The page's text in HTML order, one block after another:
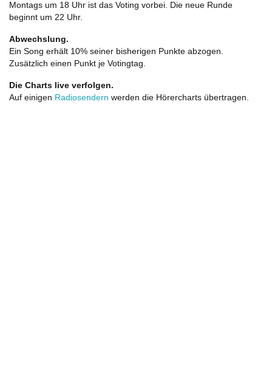
Montags um 18 Uhr ist das Voting vorbei. Die neue Runde
beginnt um 22 Uhr.
Abwechslung.
Ein Song erhält 10% seiner bisherigen Punkte abzogen.
Zusätzlich einen Punkt je Votingtag.
Die Charts live verfolgen.
Auf einigen Radiosendern werden die Hörercharts übertragen.